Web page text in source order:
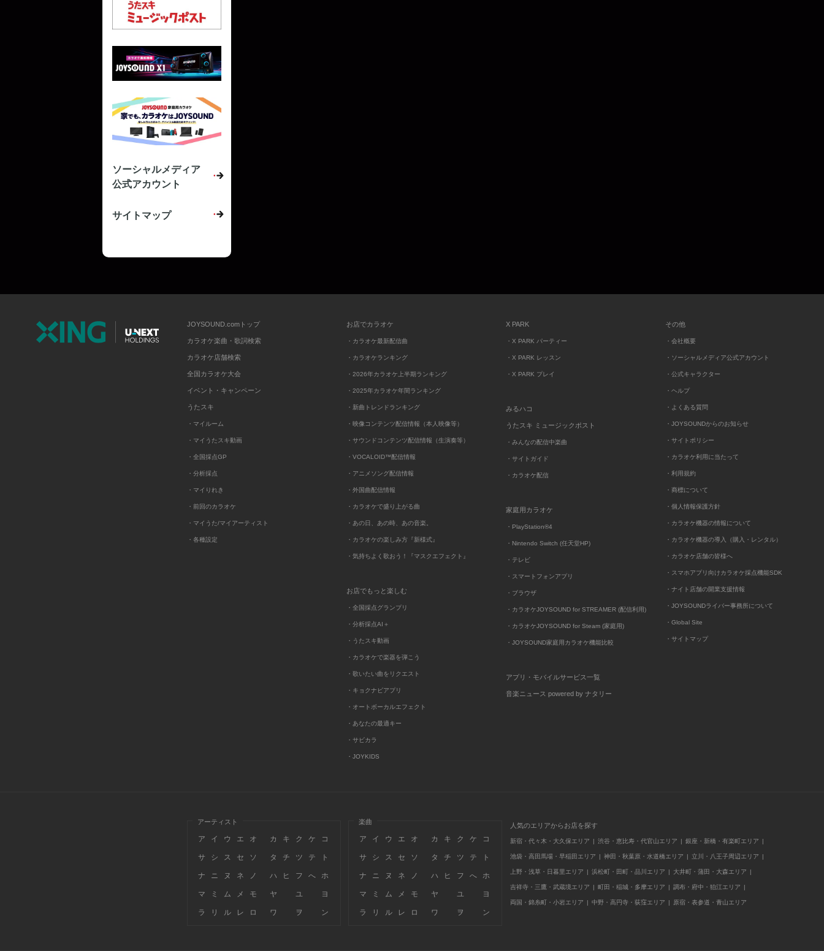
ソーシャルメディア
公式アカウント
サイトマップ
JOYSOUND.comトップ
カラオケ楽曲・歌詞検索
カラオケ店舗検索
全国カラオケ大会
イベント・キャンペーン
うたスキ
・マイルーム
・マイうたスキ動画
・全国採点GP
・分析採点
・マイりれき
・前回のカラオケ
・マイうた/マイアーティスト
・各種設定
お店でカラオケ
・カラオケ最新配信曲
・カラオケランキング
・2026年カラオケ上半期ランキング
・2025年カラオケ年間ランキング
・新曲トレンドランキング
・映像コンテンツ配信情報（本人映像等）
・サウンドコンテンツ配信情報（生演奏等）
・VOCALOID™配信情報
・アニメソング配信情報
・外国曲配信情報
・カラオケで盛り上がる曲
・あの日、あの時、あの音楽。
・カラオケの楽しみ方『新様式』
・気持ちよく歌おう！『マスクエフェクト』
お店でもっと楽しむ
・全国採点グランプリ
・分析採点AI＋
・うたスキ動画
・カラオケで楽器を弾こう
・歌いたい曲をリクエスト
・キョクナビアプリ
・オートボーカルエフェクト
・あなたの最適キー
・サビカラ
・JOYKIDS
X PARK
・X PARK パーティー
・X PARK レッスン
・X PARK プレイ
みるハコ
うたスキ ミュージックポスト
・みんなの配信中楽曲
・サイトガイド
・カラオケ配信
家庭用カラオケ
・PlayStation®4
・Nintendo Switch (任天堂HP)
・テレビ
・スマートフォンアプリ
・ブラウザ
・カラオケJOYSOUND for STREAMER (配信利用)
・カラオケJOYSOUND for Steam (家庭用)
・JOYSOUND家庭用カラオケ機能比較
アプリ・モバイルサービス一覧
音楽ニュース powered by ナタリー
その他
・会社概要
・ソーシャルメディア公式アカウント
・公式キャラクター
・ヘルプ
・よくある質問
・JOYSOUNDからのお知らせ
・サイトポリシー
・カラオケ利用に当たって
・利用規約
・商標について
・個人情報保護方針
・カラオケ機器の情報について
・カラオケ機器の導入（購入・レンタル）
・カラオケ店舗の皆様へ
・スマホアプリ向けカラオケ採点機能SDK
・ナイト店舗の開業支援情報
・JOYSOUNDライバー事務所について
・Global Site
・サイトマップ
アーティスト
ア イ ウ エ オ カ キ ク ケ コ
サ シ ス セ ソ タ チ ツ テ ト
ナ ニ ヌ ネ ノ ハ ヒ フ へ ホ
マ ミ ム メ モ ヤ ユ ヨ
ラ リ ル レ ロ ワ ヲ ン
楽曲
ア イ ウ エ オ カ キ ク ケ コ
サ シ ス セ ソ タ チ ツ テ ト
ナ ニ ヌ ネ ノ ハ ヒ フ へ ホ
マ ミ ム メ モ ヤ ユ ヨ
ラ リ ル レ ロ ワ ヲ ン
人気のエリアからお店を探す
新宿・代々木・大久保エリア 渋谷・恵比寿・代官山エリア 銀座・新橋・有楽町エリア
池袋・高田馬場・早稲田エリア 神田・秋葉原・水道橋エリア 立川・八王子周辺エリア
上野・浅草・日暮里エリア 浜松町・田町・品川エリア 大井町・蒲田・大森エリア
吉祥寺・三鷹・武蔵境エリア 町田・稲城・多摩エリア 調布・府中・狛江エリア
両国・錦糸町・小岩エリア 中野・高円寺・荻窪エリア 原宿・表参道・青山エリア